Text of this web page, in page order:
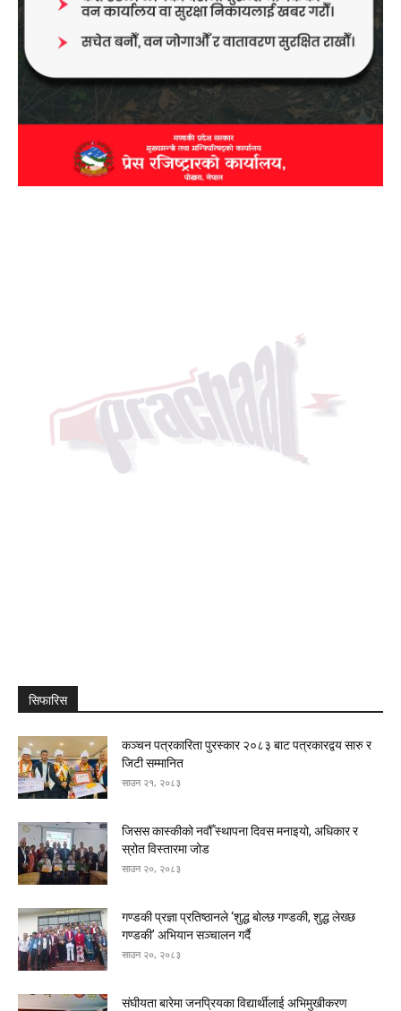
सिफारिस
कञ्चन पत्रकारिता पुरस्कार २०८३ बाट पत्रकारद्वय सारु र
जिटी सम्मानित
साउन २१, २०८३
जिसस कास्कीको नवौँ स्थापना दिवस मनाइयो, अधिकार र
स्रोत विस्तारमा जोड
साउन २०, २०८३
गण्डकी प्रज्ञा प्रतिष्ठानले ‘शुद्ध बोल्छ गण्डकी, शुद्ध लेख्छ
गण्डकी’ अभियान सञ्चालन गर्दै
साउन २०, २०८३
संघीयता बारेमा जनप्रियका विद्यार्थीलाई अभिमुखीकरण